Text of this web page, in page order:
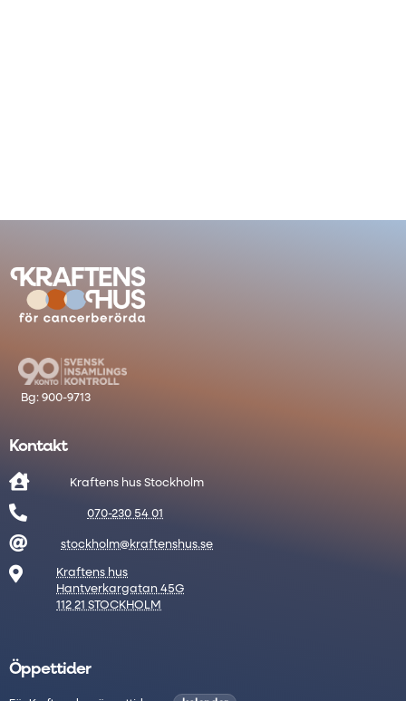
Kontakt
 Kraftens hus Stockholm
 070-230 54 01
 stockholm@kraftenshus.se

Kraftens hus
Hantverkargatan 45G
112 21 STOCKHOLM
Öppettider